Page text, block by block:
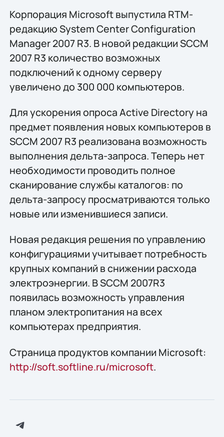
Корпорация Microsoft выпустила RTM-
редакцию System Center Configuration
Manager 2007 R3. В новой редакции SCCM
2007 R3 количество возможных
подключений к одному серверу
увеличено до 300 000 компьютеров.
Для ускорения опроса Active Directory на
предмет появления новых компьютеров в
SCCM 2007 R3 реализована возможность
выполнения дельта-запроса. Теперь нет
необходимости проводить полное
сканирование службы каталогов: по
дельта-запросу просматриваются только
новые или изменившиеся записи.
Новая редакция решения по управлению
конфигурациями учитывает потребность
крупных компаний в снижении расхода
электроэнергии. В SCCM 2007R3
появилась возможность управления
планом электропитания на всех
компьютерах предприятия.
Страница продуктов компании Microsoft:
http://soft.softline.ru/microsoft.